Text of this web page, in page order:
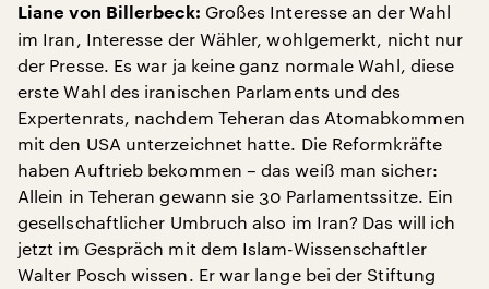
Liane von Billerbeck: Großes Interesse an der Wahl
im Iran, Interesse der Wähler, wohlgemerkt, nicht nur
der Presse. Es war ja keine ganz normale Wahl, diese
erste Wahl des iranischen Parlaments und des
Expertenrats, nachdem Teheran das Atomabkommen
mit den USA unterzeichnet hatte. Die Reformkräfte
haben Auftrieb bekommen – das weiß man sicher:
Allein in Teheran gewann sie 30 Parlamentssitze. Ein
gesellschaftlicher Umbruch also im Iran? Das will ich
jetzt im Gespräch mit dem Islam-Wissenschaftler
Walter Posch wissen. Er war lange bei der Stiftung